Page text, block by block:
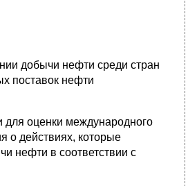
добычи нефти среди стран
поставок нефти
для оценки международного
о действиях, которые
нефти в соответствии с